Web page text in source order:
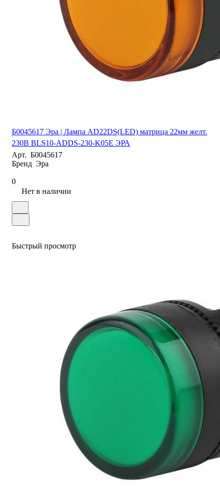
Б0045617 Эра | Лампа AD22DS(LED) матрица 22мм желт.
230В BLS10-ADDS-230-K05E ЭРА
Арт. Б0045617
Бренд Эра
0
Нет в наличии
Быстрый просмотр